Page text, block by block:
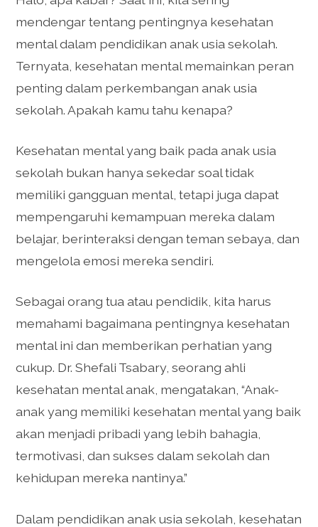
mendengar tentang pentingnya kesehatan
mental dalam pendidikan anak usia sekolah.
Ternyata, kesehatan mental memainkan peran
penting dalam perkembangan anak usia
sekolah. Apakah kamu tahu kenapa?
Kesehatan mental yang baik pada anak usia
sekolah bukan hanya sekedar soal tidak
memiliki gangguan mental, tetapi juga dapat
mempengaruhi kemampuan mereka dalam
belajar, berinteraksi dengan teman sebaya, dan
mengelola emosi mereka sendiri.
Sebagai orang tua atau pendidik, kita harus
memahami bagaimana pentingnya kesehatan
mental ini dan memberikan perhatian yang
cukup. Dr. Shefali Tsabary, seorang ahli
kesehatan mental anak, mengatakan, “Anak-
anak yang memiliki kesehatan mental yang baik
akan menjadi pribadi yang lebih bahagia,
termotivasi, dan sukses dalam sekolah dan
kehidupan mereka nantinya.”
Dalam pendidikan anak usia sekolah, kesehatan